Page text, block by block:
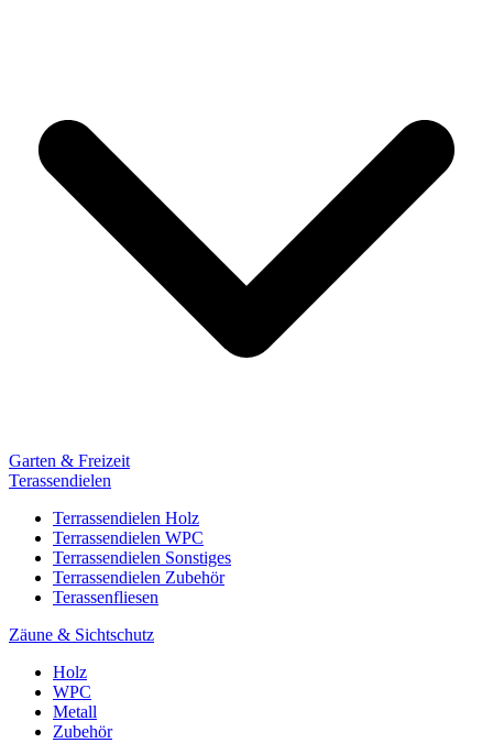
Garten & Freizeit
Terassendielen
Terrassendielen Holz
Terrassendielen WPC
Terrassendielen Sonstiges
Terrassendielen Zubehör
Terassenfliesen
Zäune & Sichtschutz
Holz
WPC
Metall
Zubehör